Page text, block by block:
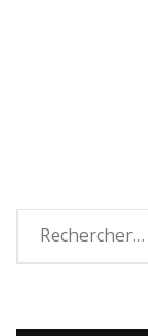
Rechercher :